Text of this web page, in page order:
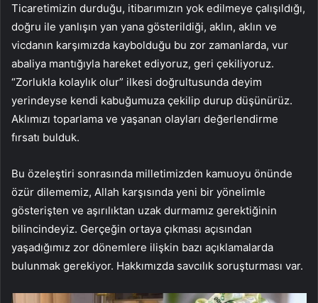
Ticaretimizin durduğu, itibarımızın yok edilmeye çalışıldığı,
doğru ile yanlışın yan yana gösterildiği, aklın, aklın ve
vicdanın karşımızda kaybolduğu bu zor zamanlarda, vur
abaliya mantığıyla hareket ediyoruz, geri çekiliyoruz.
“Zorlukla kolaylık olur” ilkesi doğrultusunda deyim
yerindeyse kendi kabuğumuza çekilip durup düşünürüz.
Aklımızı toparlama ve yaşanan olayları değerlendirme
fırsatı bulduk.
Bu özeleştiri sonrasında milletimizden kamuoyu önünde
özür dilememiz, Allah karşısında yeni bir yönelimle
gösterişten ve aşırılıktan uzak durmamız gerektiğinin
bilincindeyiz. Gerçeğin ortaya çıkması açısından
yaşadığımız zor dönemlere ilişkin bazı açıklamalarda
bulunmak gerekiyor. Hakkımızda savcılık soruşturması var.